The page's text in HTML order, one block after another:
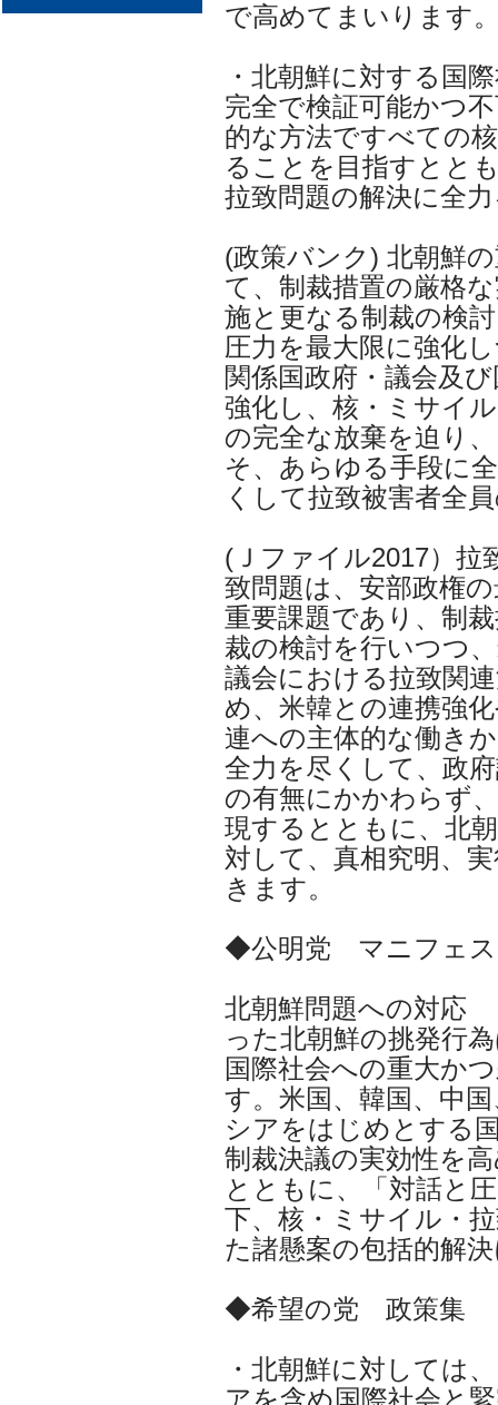
で高めてまいります
・北朝鮮に対する国
完全で検証可能かつ
的な方法ですべての
ることを目指すとと
拉致問題の解決に全
(政策バンク) 北朝鮮
て、制裁措置の厳格
施と更なる制裁の検
圧力を最大限に強化
関係国政府・議会及
強化し、核・ミサイ
の完全な放棄を迫り
そ、あらゆる手段に
くして拉致被害者全
(Ｊファイル2017）
致問題は、安部政権
重要課題であり、制
裁の検討を行いつつ
議会における拉致関
め、米韓との連携強
連への主体的な働き
全力を尽くして、政
の有無にかかわらず
現するとともに、北
対して、真相究明、
きます。
◆公明党 マニフェス
北朝鮮問題への対応
った北朝鮮の挑発行
国際社会への重大か
す。米国、韓国、中
シアをはじめとする
制裁決議の実効性を
とともに、「対話と
下、核・ミサイル・
た諸懸案の包括的解
◆希望の党 政策集
・北朝鮮に対しては
アを含め国際社会と